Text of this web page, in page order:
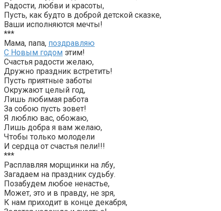
Радости, любви и красоты,
Пусть, как будто в доброй детской сказке,
Ваши исполняются мечты!
***
Мама, папа, поздравляю
С Новым годом этим!
Счастья радости желаю,
Дружно праздник встретить!
Пусть приятные заботы
Окружают целый год,
Лишь любимая работа
За собою пусть зовет!
Я люблю вас, обожаю,
Лишь добра я вам желаю,
Чтобы только молодели
И сердца от счастья пели!!!
***
Расплавляя морщинки на лбу,
Загадаем на праздник судьбу.
Позабудем любое ненастье,
Может, это и в правду, не зря,
К нам приходит в конце декабря,